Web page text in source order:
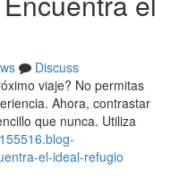
Discuss
viaje? No permitas
Ahora, contrastar
que nunca. Utiliza
el-ideal-refugio